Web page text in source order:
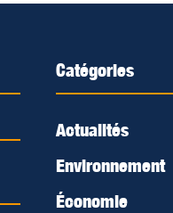
Catégories
Actualités
Environnement
Économie